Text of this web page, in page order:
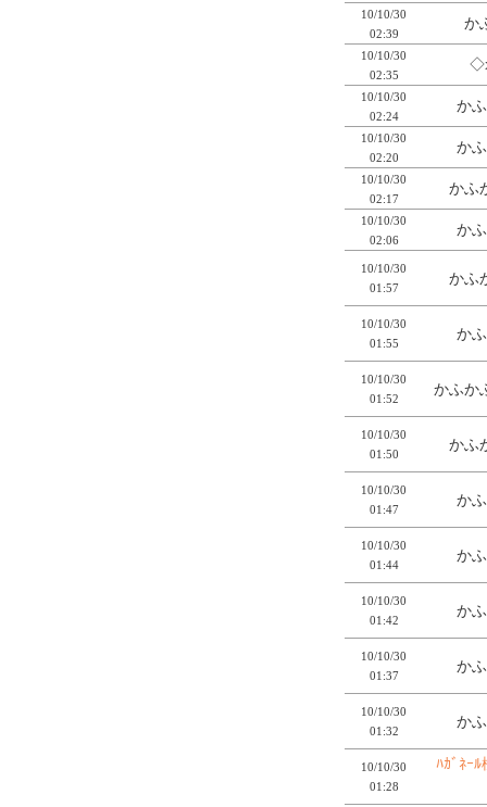
10/10/30
02:39
か
10/10/30
02:35
10/10/30
02:24
か
10/10/30
02:20
か
10/10/30
02:17
かふ
10/10/30
02:06
か
10/10/30
01:57
かふ
10/10/30
01:55
か
10/10/30
01:52
かふか
10/10/30
01:50
かふ
10/10/30
01:47
か
10/10/30
01:44
か
10/10/30
01:42
か
10/10/30
01:37
か
10/10/30
01:32
か
10/10/30
01:28
ﾊｶﾞﾈｰ